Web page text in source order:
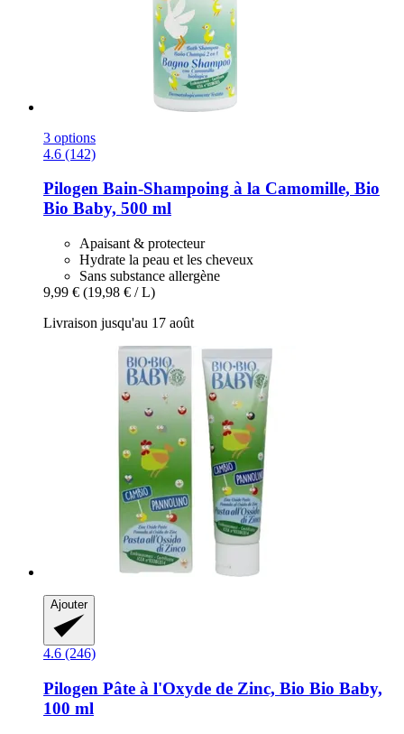
3 options
4.6 (142)
Pilogen Bain-​Shampoing à la Camomille, Bio
Bio Baby, 500 ml
Apaisant & protecteur
Hydrate la peau et les cheveux
Sans substance allergène
9,99 € (19,98 € / L)
Livraison jusqu'au 17 août
Ajouter
4.6 (246)
Pilogen Pâte à l'Oxyde de Zinc, Bio Bio Baby,
100 ml